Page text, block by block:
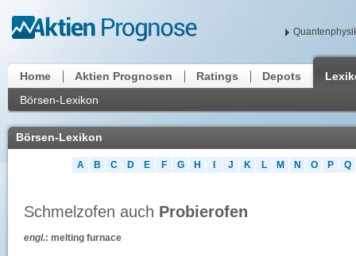
Home Aktien Prognosen Ratings Depots
Börsen-Lexikon
Börsen-Lexikon
A B C D E F G H J K L M N O P Q
Schmelzofen auch Probierofen
engl.: melting furnace